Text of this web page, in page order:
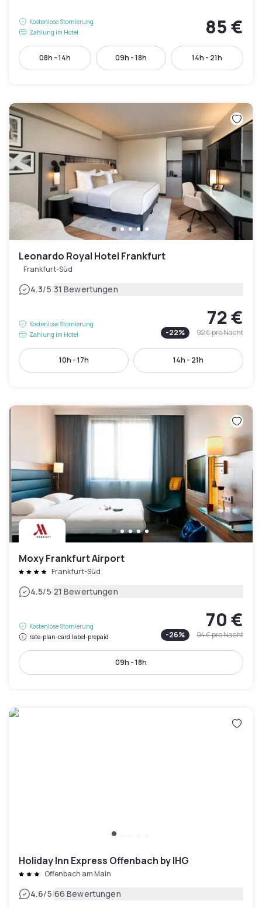
Kostenlose Stornierung
Zahlung im Hotel
85 €
08h - 14h 09h - 18h 14h - 21h
Leonardo Royal Hotel Frankfurt
Frankfurt-Süd
4.3/5|31 Bewertungen
Kostenlose Stornierung
Zahlung im Hotel
72 €
-22% 92 €pro Nacht
10h - 17h 14h - 21h
Moxy Frankfurt Airport
Frankfurt-Süd
4.5/5|21 Bewertungen
Kostenlose Stornierung
rate-plan-card.label-prepaid
70 €
-26% 94 €pro Nacht
09h - 18h
Holiday Inn Express Offenbach by IHG
Offenbach am Main
4.6/5|66 Bewertungen